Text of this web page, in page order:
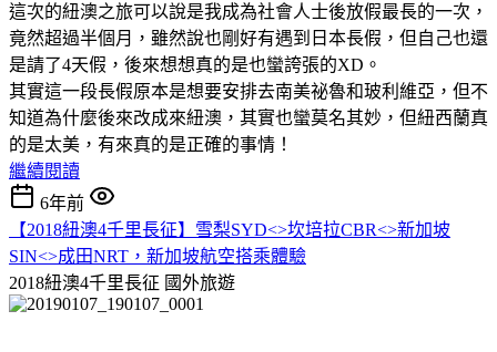
這次的紐澳之旅可以說是我成為社會人士後放假最長的一次，
竟然超過半個月，雖然說也剛好有遇到日本長假，但自己也還
是請了4天假，後來想想真的是也蠻誇張的XD。
其實這一段長假原本是想要安排去南美祕魯和玻利維亞，但不
知道為什麼後來改成來紐澳，其實也蠻莫名其妙，但紐西蘭真
的是太美，有來真的是正確的事情！
繼續閱讀
6年前
【2018紐澳4千里長征】雪梨SYD<>坎培拉CBR<>新加坡
SIN<>成田NRT，新加坡航空搭乘體驗
2018紐澳4千里長征 國外旅遊